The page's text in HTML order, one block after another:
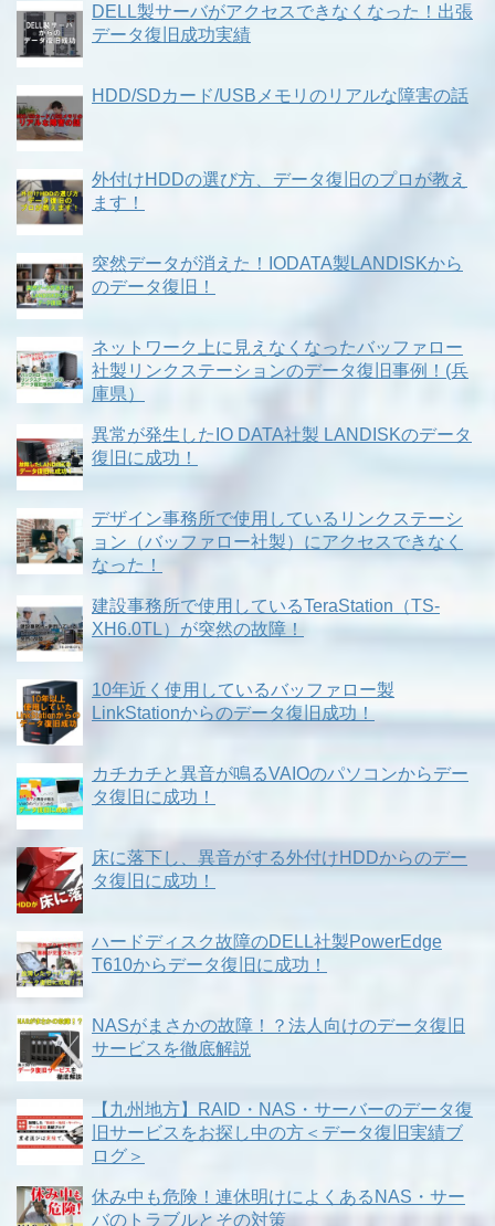
DELL製サーバがアクセスできなくなった！出張
データ復旧成功実績
HDD/SDカード/USBメモリのリアルな障害の話
外付けHDDの選び方、データ復旧のプロが教え
ます！
突然データが消えた！IODATA製LANDISKから
のデータ復旧！
ネットワーク上に見えなくなったバッファロー
社製リンクステーションのデータ復旧事例！(兵
庫県）
異常が発生したIO DATA社製 LANDISKのデータ
復旧に成功！
デザイン事務所で使用しているリンクステーシ
ョン（バッファロー社製）にアクセスできなく
なった！
建設事務所で使用しているTeraStation（TS-
XH6.0TL）が突然の故障！
10年近く使用しているバッファロー製
LinkStationからのデータ復旧成功！
カチカチと異音が鳴るVAIOのパソコンからデー
タ復旧に成功！
床に落下し、異音がする外付けHDDからのデー
タ復旧に成功！
ハードディスク故障のDELL社製PowerEdge
T610からデータ復旧に成功！
NASがまさかの故障！？法人向けのデータ復旧
サービスを徹底解説
【九州地方】RAID・NAS・サーバーのデータ復
旧サービスをお探し中の方＜データ復旧実績ブ
ログ＞
休み中も危険！連休明けによくあるNAS・サー
バのトラブルとその対策